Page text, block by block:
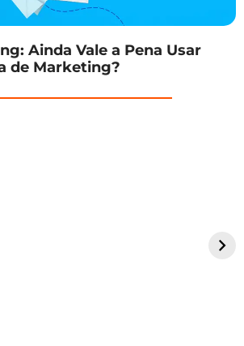
Ainda Vale a Pena Usar
de Marketing?